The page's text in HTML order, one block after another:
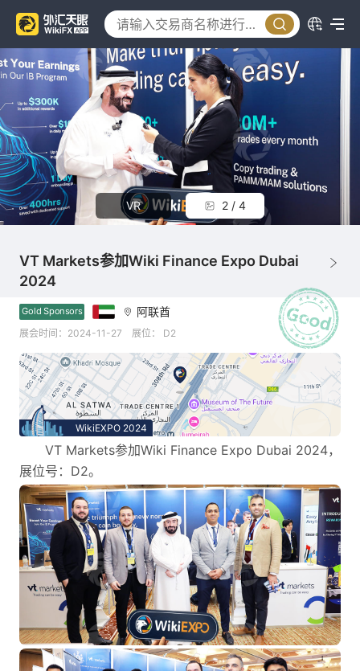
VR 2 / 4
VT Markets参加Wiki Finance Expo Dubai
2024
Gold Sponsors 阿联酋
展会时间：2024-11-27 展位： D2
WikiEXPO 2024
VT Markets参加Wiki Finance Expo Dubai 2024，
展位号：D2。